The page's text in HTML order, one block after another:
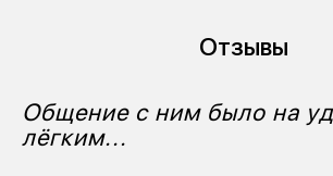
Отзывы
Общение с ним было на
лёгким...